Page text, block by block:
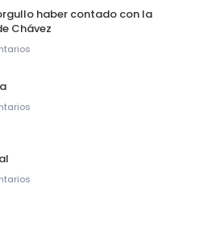
haber contado con la
Chávez